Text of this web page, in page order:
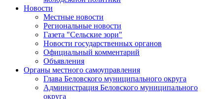
Новости
Местные новости
Региональные новости
Газета "Сельские зори"
Новости государственных органов
Официальный комментарий
Объявления
Органы местного самоуправления
Глава Беловского муниципального округа
Администрация Беловского муниципального
округа